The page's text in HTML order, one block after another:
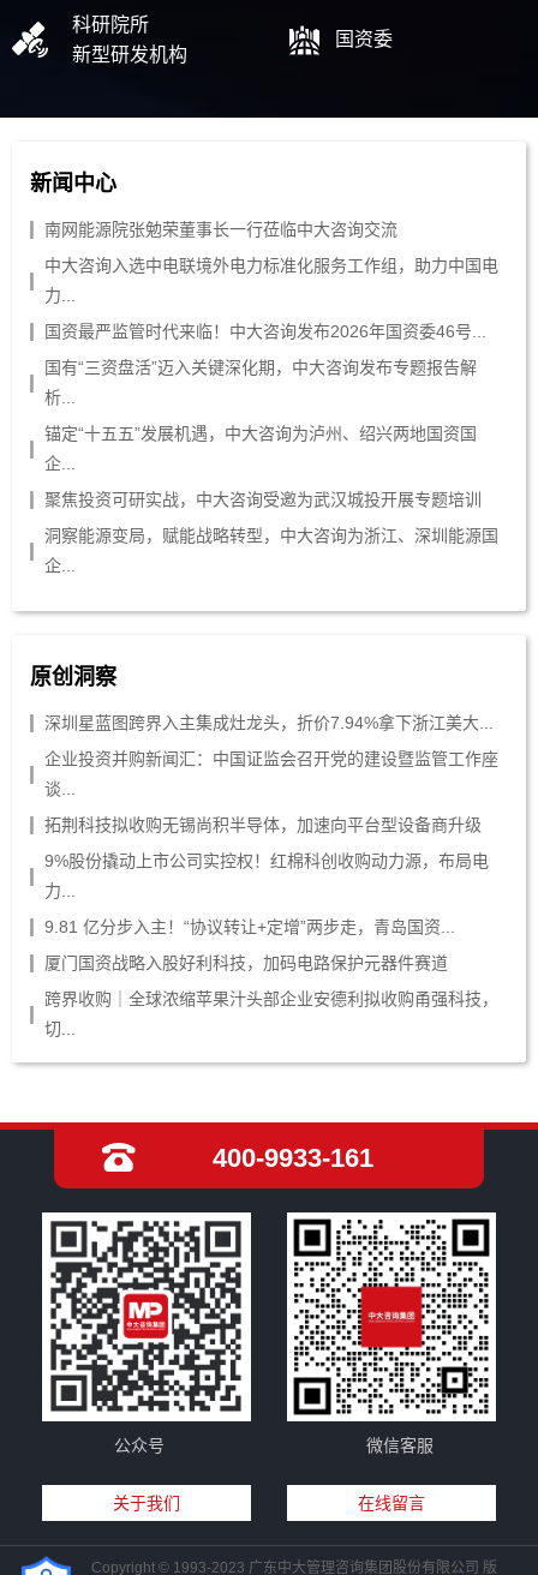
科研院所
新型研发机构
国资委
新闻中心
南网能源院张勉荣董事长一行莅临中大咨询交流
中大咨询入选中电联境外电力标准化服务工作组，助力中国电
力...
国资最严监管时代来临！中大咨询发布2026年国资委46号...
国有“三资盘活”迈入关键深化期，中大咨询发布专题报告解
析...
锚定“十五五”发展机遇，中大咨询为泸州、绍兴两地国资国
企...
聚焦投资可研实战，中大咨询受邀为武汉城投开展专题培训
洞察能源变局，赋能战略转型，中大咨询为浙江、深圳能源国
企...
原创洞察
深圳星蓝图跨界入主集成灶龙头，折价7.94%拿下浙江美大...
企业投资并购新闻汇：中国证监会召开党的建设暨监管工作座
谈...
拓荆科技拟收购无锡尚积半导体，加速向平台型设备商升级
9%股份撬动上市公司实控权！红棉科创收购动力源，布局电
力...
9.81 亿分步入主！“协议转让+定增”两步走，青岛国资...
厦门国资战略入股好利科技，加码电路保护元器件赛道
跨界收购｜全球浓缩苹果汁头部企业安德利拟收购甬强科技，
切...
400-9933-161
公众号 微信客服
关于我们 在线留言
Copyright © 1993-2023 广东中大管理咨询集团股份有限公司 版